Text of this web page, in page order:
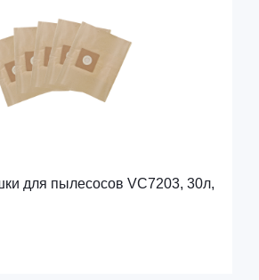
для пылесосов VC7203, 30л,